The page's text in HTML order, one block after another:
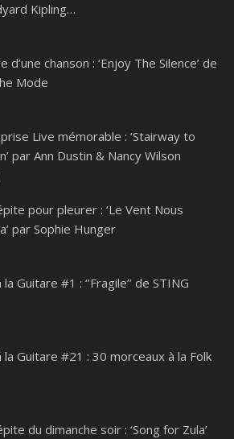
Kipling…
d’une chanson : ‘Enjoy The Silence’ de
Mode
Live mémorable : ‘Stairway to
par Ann Dustin & Nancy Wilson
pour pleurer : ‘Le Vent Nous
par Sophie Hunger
la Guitare #1 : ‘’Fragile’’ de STING
la Guitare #21 : 30 morceaux à la Folk
du dimanche soir : ‘Song for Zula’